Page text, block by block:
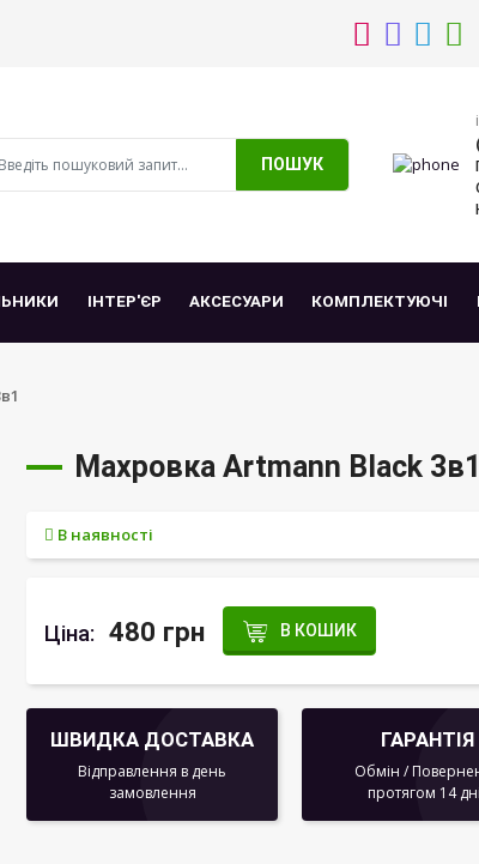
ПОШУК
ІНТЕР'ЄР АКСЕСУАРИ КОМПЛЕКТУЮЧІ
Махровка Artmann Black 3в1
В наявності
Ціна: 480 грн В КОШИК
ШВИДКА ДОСТАВКА
Відправлення в день
замовлення
ГАРАНТІЯ
Обмін /
протягом 14